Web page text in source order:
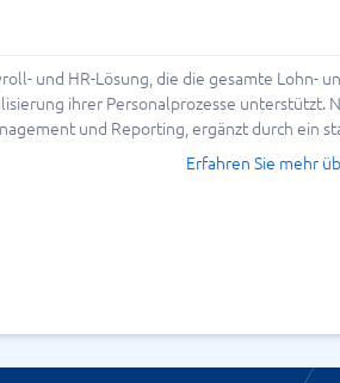
und HR-Lösung, die die gesamte Lohn-
ihrer Personalprozesse unterstützt.
und Reporting, ergänzt durch ein
Erfahren Sie mehr